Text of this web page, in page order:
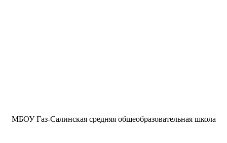
МБОУ Газ-Салинская средняя общеобразовательная школа